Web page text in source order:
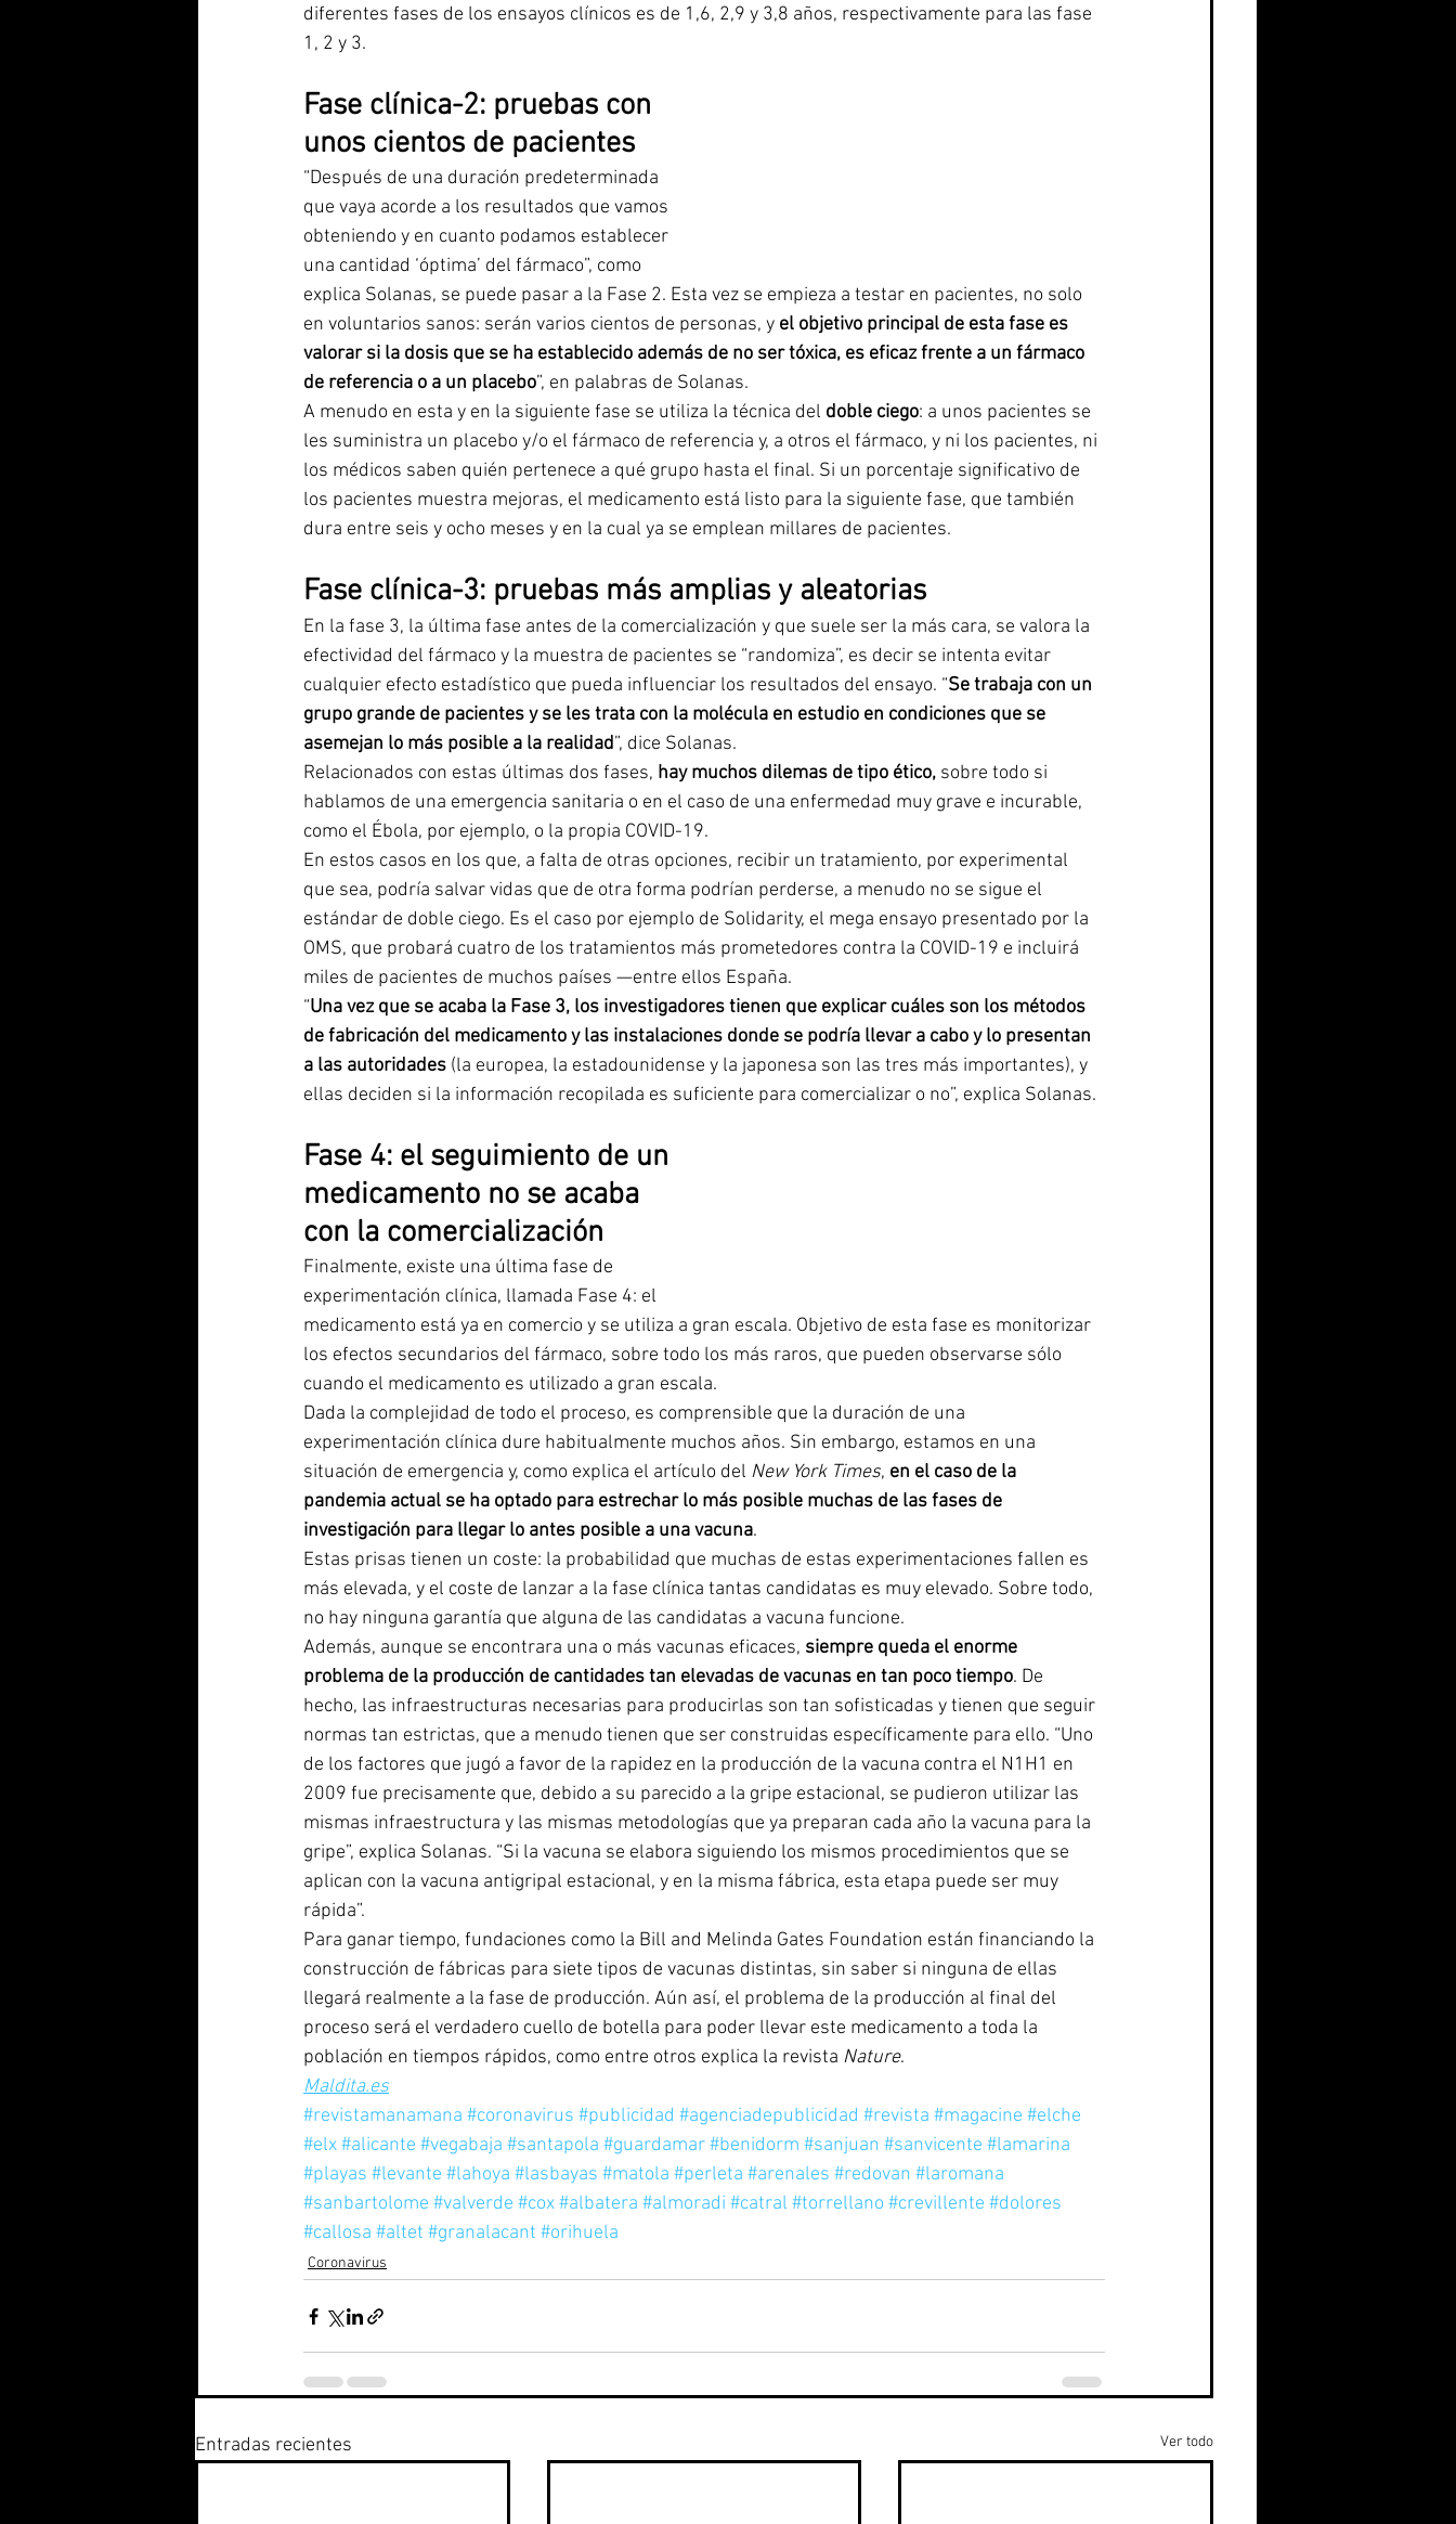
diferentes fases de los ensayos clínicos es de 1,6, 2,9 y 3,8 años, respectivamente para las fase
1, 2 y 3.
Fase clínica-2: pruebas con
unos cientos de pacientes
“Después de una duración predeterminada
que vaya acorde a los resultados que vamos
obteniendo y en cuanto podamos establecer
una cantidad ‘óptima’ del fármaco”, como
explica Solanas, se puede pasar a la Fase 2. Esta vez se empieza a testar en pacientes, no solo
en voluntarios sanos: serán varios cientos de personas, y el objetivo principal de esta fase es
valorar si la dosis que se ha establecido además de no ser tóxica, es eficaz frente a un fármaco
de referencia o a un placebo”, en palabras de Solanas.
A menudo en esta y en la siguiente fase se utiliza la técnica del doble ciego: a unos pacientes se
les suministra un placebo y/o el fármaco de referencia y, a otros el fármaco, y ni los pacientes, ni
los médicos saben quién pertenece a qué grupo hasta el final. Si un porcentaje significativo de
los pacientes muestra mejoras, el medicamento está listo para la siguiente fase, que también
dura entre seis y ocho meses y en la cual ya se emplean millares de pacientes.
Fase clínica-3: pruebas más amplias y aleatorias
En la fase 3, la última fase antes de la comercialización y que suele ser la más cara, se valora la
efectividad del fármaco y la muestra de pacientes se “randomiza”, es decir se intenta evitar
cualquier efecto estadístico que pueda influenciar los resultados del ensayo. “Se trabaja con un
grupo grande de pacientes y se les trata con la molécula en estudio en condiciones que se
asemejan lo más posible a la realidad”, dice Solanas.
Relacionados con estas últimas dos fases, hay muchos dilemas de tipo ético, sobre todo si
hablamos de una emergencia sanitaria o en el caso de una enfermedad muy grave e incurable,
como el Ébola, por ejemplo, o la propia COVID-19.
En estos casos en los que, a falta de otras opciones, recibir un tratamiento, por experimental
que sea, podría salvar vidas que de otra forma podrían perderse, a menudo no se sigue el
estándar de doble ciego. Es el caso por ejemplo de Solidarity, el mega ensayo presentado por la
OMS, que probará cuatro de los tratamientos más prometedores contra la COVID-19 e incluirá
miles de pacientes de muchos países —entre ellos España.
“Una vez que se acaba la Fase 3, los investigadores tienen que explicar cuáles son los métodos
de fabricación del medicamento y las instalaciones donde se podría llevar a cabo y lo presentan
a las autoridades (la europea, la estadounidense y la japonesa son las tres más importantes), y
ellas deciden si la información recopilada es suficiente para comercializar o no”, explica Solanas.
Fase 4: el seguimiento de un
medicamento no se acaba
con la comercialización
Finalmente, existe una última fase de
experimentación clínica, llamada Fase 4: el
medicamento está ya en comercio y se utiliza a gran escala. Objetivo de esta fase es monitorizar
los efectos secundarios del fármaco, sobre todo los más raros, que pueden observarse sólo
cuando el medicamento es utilizado a gran escala.
Dada la complejidad de todo el proceso, es comprensible que la duración de una
experimentación clínica dure habitualmente muchos años. Sin embargo, estamos en una
situación de emergencia y, como explica el artículo del New York Times, en el caso de la
pandemia actual se ha optado para estrechar lo más posible muchas de las fases de
investigación para llegar lo antes posible a una vacuna.
Estas prisas tienen un coste: la probabilidad que muchas de estas experimentaciones fallen es
más elevada, y el coste de lanzar a la fase clínica tantas candidatas es muy elevado. Sobre todo,
no hay ninguna garantía que alguna de las candidatas a vacuna funcione.
Además, aunque se encontrara una o más vacunas eficaces, siempre queda el enorme
problema de la producción de cantidades tan elevadas de vacunas en tan poco tiempo. De
hecho, las infraestructuras necesarias para producirlas son tan sofisticadas y tienen que seguir
normas tan estrictas, que a menudo tienen que ser construidas específicamente para ello. “Uno
de los factores que jugó a favor de la rapidez en la producción de la vacuna contra el N1H1 en
2009 fue precisamente que, debido a su parecido a la gripe estacional, se pudieron utilizar las
mismas infraestructura y las mismas metodologías que ya preparan cada año la vacuna para la
gripe”, explica Solanas. “Si la vacuna se elabora siguiendo los mismos procedimientos que se
aplican con la vacuna antigripal estacional, y en la misma fábrica, esta etapa puede ser muy
rápida”.
Para ganar tiempo, fundaciones como la Bill and Melinda Gates Foundation están financiando la
construcción de fábricas para siete tipos de vacunas distintas, sin saber si ninguna de ellas
llegará realmente a la fase de producción. Aún así, el problema de la producción al final del
proceso será el verdadero cuello de botella para poder llevar este medicamento a toda la
población en tiempos rápidos, como entre otros explica la revista Nature.
Maldita.es
#revistamanamana #coronavirus #publicidad #agenciadepublicidad #revista #magacine #elche
#elx#alicante #vegabaja #santapola #guardamar#benidorm #sanjuan #sanvicente #lamarina
#playas #levante #lahoya #lasbayas #matola #perleta #arenales #redovan #laromana
#sanbartolome #valverde #cox#albatera #almoradi #catral #torrellano #crevillente #dolores
#callosa #altet #granalacant #orihuela
Coronavirus
Entradas recientes Ver todo